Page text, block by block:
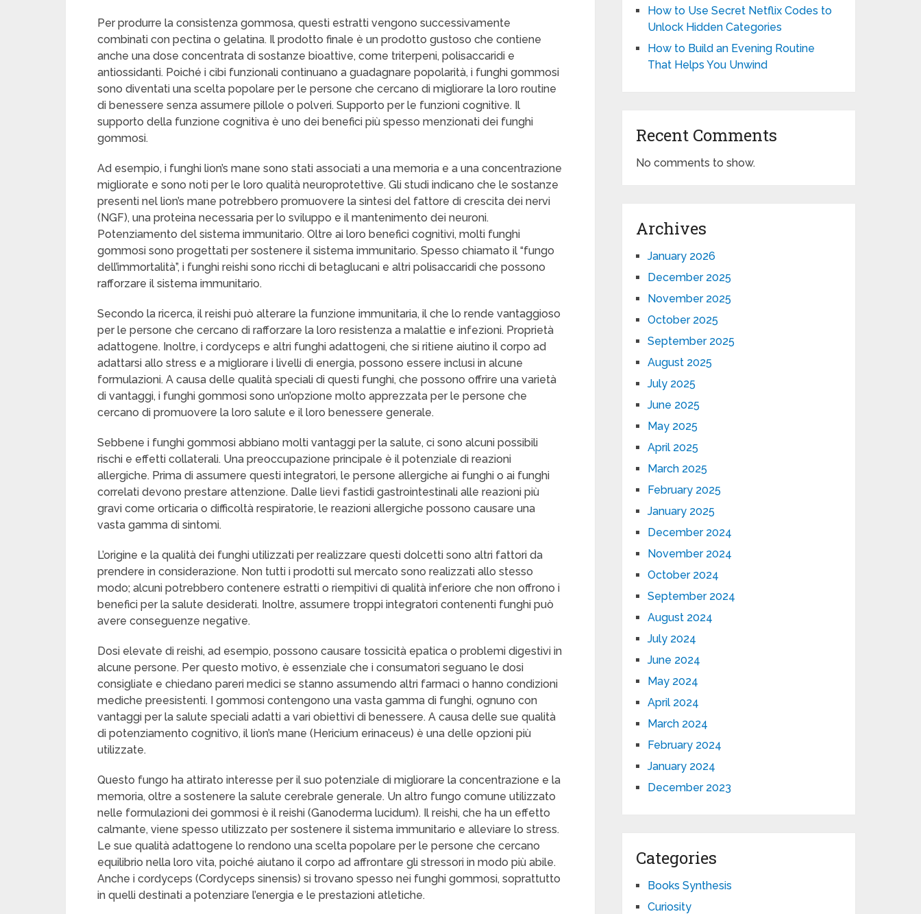
Per produrre la consistenza gommosa, questi estratti vengono successivamente
combinati con pectina o gelatina. Il prodotto finale è un prodotto gustoso che contiene
anche una dose concentrata di sostanze bioattive, come triterpeni, polisaccaridi e
antiossidanti. Poiché i cibi funzionali continuano a guadagnare popolarità, i funghi gommosi
sono diventati una scelta popolare per le persone che cercano di migliorare la loro routine
di benessere senza assumere pillole o polveri. Supporto per le funzioni cognitive. Il
supporto della funzione cognitiva è uno dei benefici più spesso menzionati dei funghi
gommosi.
Ad esempio, i funghi lion’s mane sono stati associati a una memoria e a una concentrazione
migliorate e sono noti per le loro qualità neuroprotettive. Gli studi indicano che le sostanze
presenti nel lion’s mane potrebbero promuovere la sintesi del fattore di crescita dei nervi
(NGF), una proteina necessaria per lo sviluppo e il mantenimento dei neuroni.
Potenziamento del sistema immunitario. Oltre ai loro benefici cognitivi, molti funghi
gommosi sono progettati per sostenere il sistema immunitario. Spesso chiamato il “fungo
dell’immortalità”, i funghi reishi sono ricchi di betaglucani e altri polisaccaridi che possono
rafforzare il sistema immunitario.
Secondo la ricerca, il reishi può alterare la funzione immunitaria, il che lo rende vantaggioso
per le persone che cercano di rafforzare la loro resistenza a malattie e infezioni. Proprietà
adattogene. Inoltre, i cordyceps e altri funghi adattogeni, che si ritiene aiutino il corpo ad
adattarsi allo stress e a migliorare i livelli di energia, possono essere inclusi in alcune
formulazioni. A causa delle qualità speciali di questi funghi, che possono offrire una varietà
di vantaggi, i funghi gommosi sono un’opzione molto apprezzata per le persone che
cercano di promuovere la loro salute e il loro benessere generale.
Sebbene i funghi gommosi abbiano molti vantaggi per la salute, ci sono alcuni possibili
rischi e effetti collaterali. Una preoccupazione principale è il potenziale di reazioni
allergiche. Prima di assumere questi integratori, le persone allergiche ai funghi o ai funghi
correlati devono prestare attenzione. Dalle lievi fastidi gastrointestinali alle reazioni più
gravi come orticaria o difficoltà respiratorie, le reazioni allergiche possono causare una
vasta gamma di sintomi.
L’origine e la qualità dei funghi utilizzati per realizzare questi dolcetti sono altri fattori da
prendere in considerazione. Non tutti i prodotti sul mercato sono realizzati allo stesso
modo; alcuni potrebbero contenere estratti o riempitivi di qualità inferiore che non offrono i
benefici per la salute desiderati. Inoltre, assumere troppi integratori contenenti funghi può
avere conseguenze negative.
Dosi elevate di reishi, ad esempio, possono causare tossicità epatica o problemi digestivi in
alcune persone. Per questo motivo, è essenziale che i consumatori seguano le dosi
consigliate e chiedano pareri medici se stanno assumendo altri farmaci o hanno condizioni
mediche preesistenti. I gommosi contengono una vasta gamma di funghi, ognuno con
vantaggi per la salute speciali adatti a vari obiettivi di benessere. A causa delle sue qualità
di potenziamento cognitivo, il lion’s mane (Hericium erinaceus) è una delle opzioni più
utilizzate.
Questo fungo ha attirato interesse per il suo potenziale di migliorare la concentrazione e la
memoria, oltre a sostenere la salute cerebrale generale. Un altro fungo comune utilizzato
nelle formulazioni dei gommosi è il reishi (Ganoderma lucidum). Il reishi, che ha un effetto
calmante, viene spesso utilizzato per sostenere il sistema immunitario e alleviare lo stress.
Le sue qualità adattogene lo rendono una scelta popolare per le persone che cercano
equilibrio nella loro vita, poiché aiutano il corpo ad affrontare gli stressori in modo più abile.
Anche i cordyceps (Cordyceps sinensis) si trovano spesso nei funghi gommosi, soprattutto
in quelli destinati a potenziare l’energia e le prestazioni atletiche.
How to Use Secret Netflix Codes to
Unlock Hidden Categories
How to Build an Evening Routine
That Helps You Unwind
Recent Comments
No comments to show.
Archives
January 2026
December 2025
November 2025
October 2025
September 2025
August 2025
July 2025
June 2025
May 2025
April 2025
March 2025
February 2025
January 2025
December 2024
November 2024
October 2024
September 2024
August 2024
July 2024
June 2024
May 2024
April 2024
March 2024
February 2024
January 2024
December 2023
Categories
Books Synthesis
Curiosity